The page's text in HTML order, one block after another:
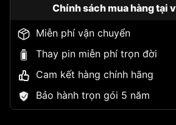
Chính sách mua hàng tại
Miễn phí vận chuyển
Thay pin miễn phí trọn đời
Cam kết hàng chính hãng
Bảo hành trọn gói 5 năm